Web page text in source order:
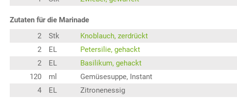
Zutaten für die Marinade
2
Stk
Knoblauch, zerdrückt
2
EL
Petersilie, gehackt
2
EL
Basilikum, gehackt
120
ml
Gemüsesuppe, Instant
4
EL
Zitronenessig